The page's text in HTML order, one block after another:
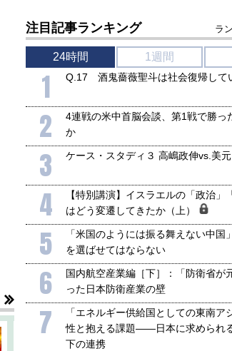
注目記事ランキング ラ
24時間 1週間
1 Q.17 酒鬼薔薇聖斗は社会復帰して
2
4連戦の米中首脳会談、第1戦で勝っ
か
3 ケース・スタディ３ 高嶋政伸vs.美元
4
【特別講演】イスラエルの「政治」
はどう変遷してきたか（上）
5
「米国のようには振る舞えない中国
を選ばせてはならない
6
国内航空産業編［下］：「防衛省が
った日本防衛産業の壁
7
「エネルギー供給国としての東南ア
性と抱える課題――日本に求められ
下の連携